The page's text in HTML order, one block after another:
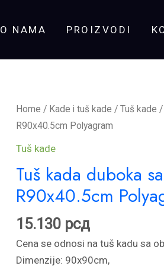
O NAMA PROIZVODI
Home / Kade i tuš kade /Tuš kade /
R90x40.5cm Polyagram
Tuš kade
Tuš kada duboka
R90x40.5cm
15.130 рсд
Cena se odnosi na tuš kadu sa
Dimenzije: 90x90cm,
Tuš
kada
duboka
oblogom
i
R90x40.5cm
Polyagram
quantity